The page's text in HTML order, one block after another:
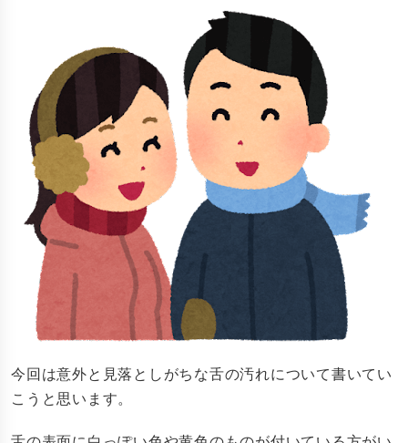
今回は意外と見落としがちな舌の汚れについて書いてい
こうと思います。